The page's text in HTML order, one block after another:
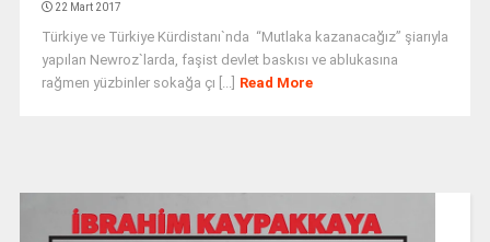
22 Mart 2017
Türkiye ve Türkiye Kürdistanı`nda “Mutlaka kazanacağız” şiarıyla
yapılan Newroz`larda, faşist devlet baskısı ve ablukasına
rağmen yüzbinler sokağa çı [...] Read More